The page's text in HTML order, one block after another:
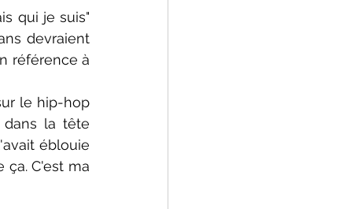
qui je suis"
devraient
référence à
le hip-hop
la tête
éblouie
ça. C'est ma